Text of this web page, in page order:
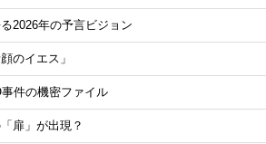
2026年の予言ビジョン
のイエス」
件の機密ファイル
扉」が出現？